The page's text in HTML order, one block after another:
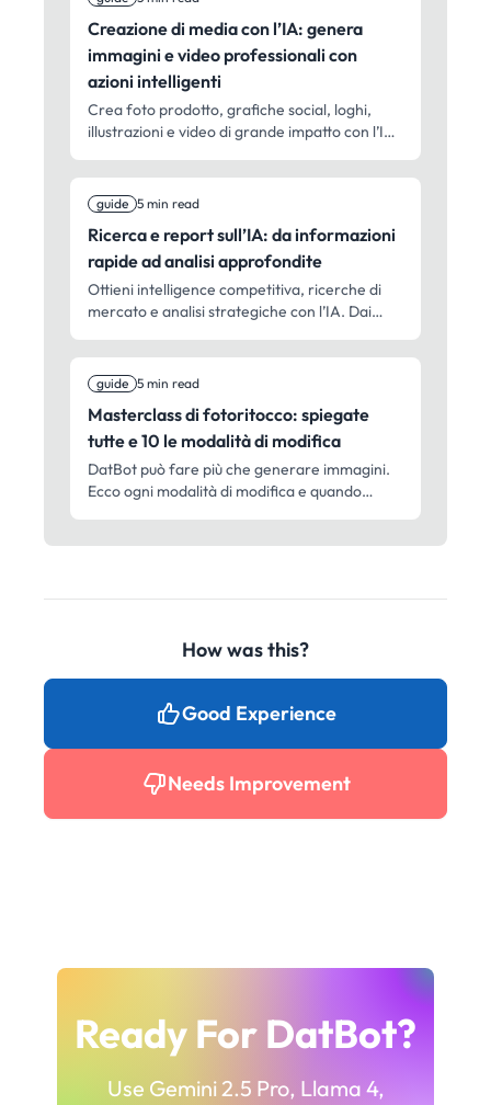
Creazione di media con l’IA: genera
immagini e video professionali con
azioni intelligenti
Crea foto prodotto, grafiche social, loghi,
illustrazioni e video di grande impatto con l’IA.
cinematografiche – creazione media
professionale per chiunque.
guide 5 min read
Ricerca e report sull’IA: da informazioni
rapide ad analisi approfondite
Ottieni intelligence competitiva, ricerche di
mercato e analisi strategiche con l’IA. Dai
completa – ricerca professionale per
decidere più in fretta.
guide 5 min read
Masterclass di fotoritocco: spiegate
tutte e 10 le modalità di modifica
DatBot può fare più che generare immagini.
Ecco ogni modalità di modifica e quando
How was this?
Good Experience
Needs Improvement
Ready For DatBot?
Use Gemini 2.5 Pro, Llama 4,